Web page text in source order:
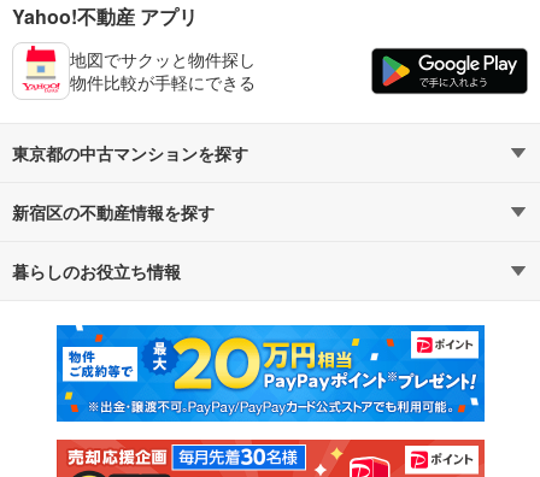
Yahoo!不動産 アプリ
地図でサクッと物件探し
物件比較が手軽にできる
東京都の中古マンションを探す
路線・駅から探す
通勤・通学時間から探す
新宿区の不動産情報を探す
不動産・住宅
新築マンション 中古マンション
新築一戸建て 中古一戸建て
注文住宅 土地
暮らしのお役立ち情報
マンションカタログ 教えて！住まいの先生